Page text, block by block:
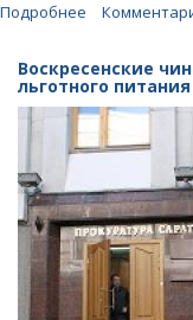
Подробнее
заявки
чиновников
оштрафовали
на
тысяч
рублей
Воскресенские
льготного питания